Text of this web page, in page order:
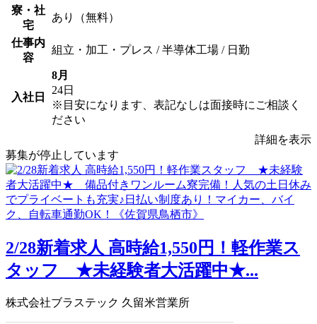
寮・社
宅
あり（無料）
仕事内
容
組立・加工・プレス / 半導体工場 / 日勤
入社日
8月
24日
※目安になります、表記なしは面接時にご相談く
ださい
詳細を表示
募集が停止しています
2/28新着求人 高時給1,550円！軽作業ス
タッフ ★未経験者大活躍中★...
株式会社ブラステック 久留米営業所